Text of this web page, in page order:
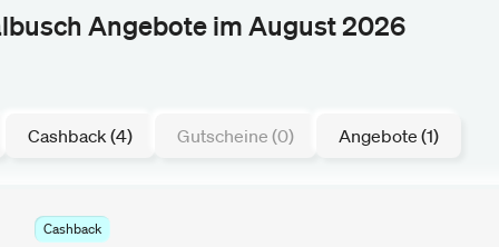
Angebote im August 2026
Cashback (4) Gutscheine (0) Angebote (1)
Cashback